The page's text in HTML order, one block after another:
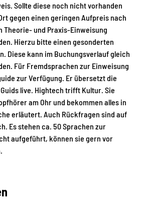
Sollte diese noch nicht vorhanden
gegen einen geringen Aufpreis nach
Theorie- und Praxis-Einweisung
Hierzu bitte einen gesonderten
Diese kann im Buchungsverlauf gleich
Für Fremdsprachen zur Einweisung
zur Verfügung. Er übersetzt die
live. Hightech trifft Kultur. Sie
am Ohr und bekommen alles in
erläutert. Auch Rückfragen sind auf
Es stehen ca. 50 Sprachen zur
aufgeführt, können sie gern vor